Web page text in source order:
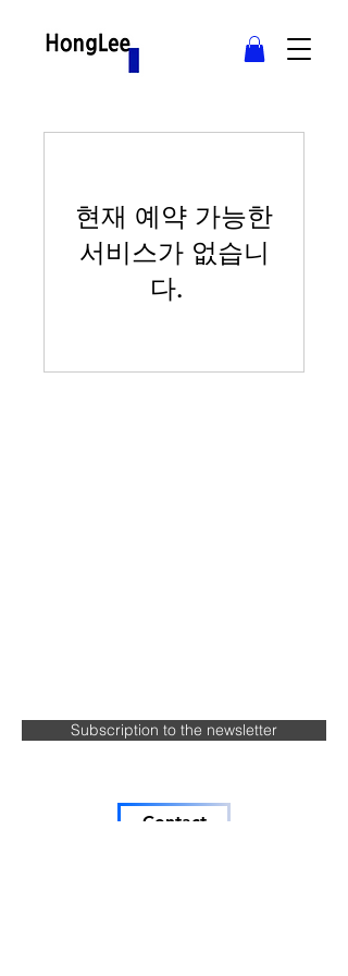
현재 예약 가능한
서비스가 없습니
다.
Subscription to the newsletter
Contact